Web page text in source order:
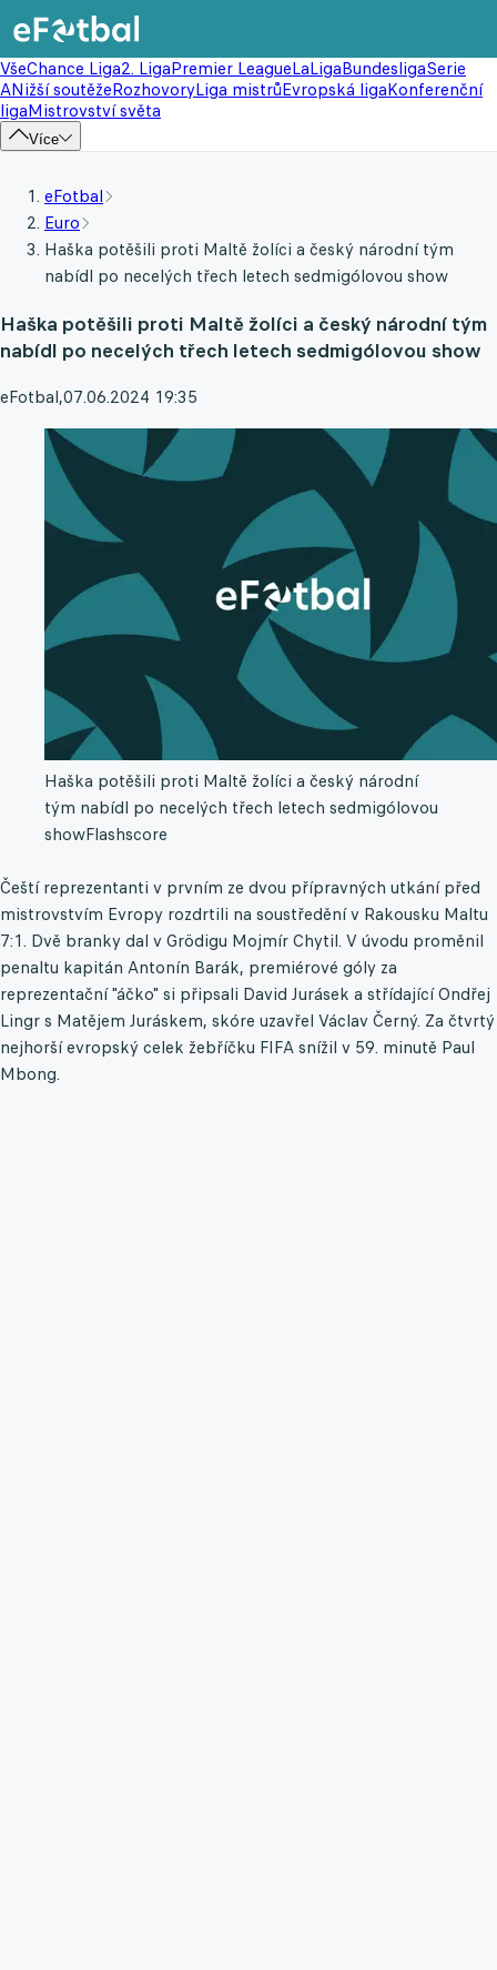
VšeChance Liga2. LigaPremier LeagueLaLigaBundesligaSerie
ANižší soutěžeRozhovoryLiga mistrůEvropská ligaKonferenční
ligaMistrovství světa
Více
eFotbal
Euro
Haška potěšili proti Maltě žolíci a český národní tým
nabídl po necelých třech letech sedmigólovou show
Haška potěšili proti Maltě žolíci a český národní tým
nabídl po necelých třech letech sedmigólovou show
eFotbal,07.06.2024 19:35
Haška potěšili proti Maltě žolíci a český národní
tým nabídl po necelých třech letech sedmigólovou
showFlashscore
Čeští reprezentanti v prvním ze dvou přípravných utkání před
mistrovstvím Evropy rozdrtili na soustředění v Rakousku Maltu
7:1. Dvě branky dal v Grödigu Mojmír Chytil. V úvodu proměnil
penaltu kapitán Antonín Barák, premiérové góly za
reprezentační "áčko" si připsali David Jurásek a střídající Ondřej
Lingr s Matějem Juráskem, skóre uzavřel Václav Černý. Za čtvrtý
nejhorší evropský celek žebříčku FIFA snížil v 59. minutě Paul
Mbong.